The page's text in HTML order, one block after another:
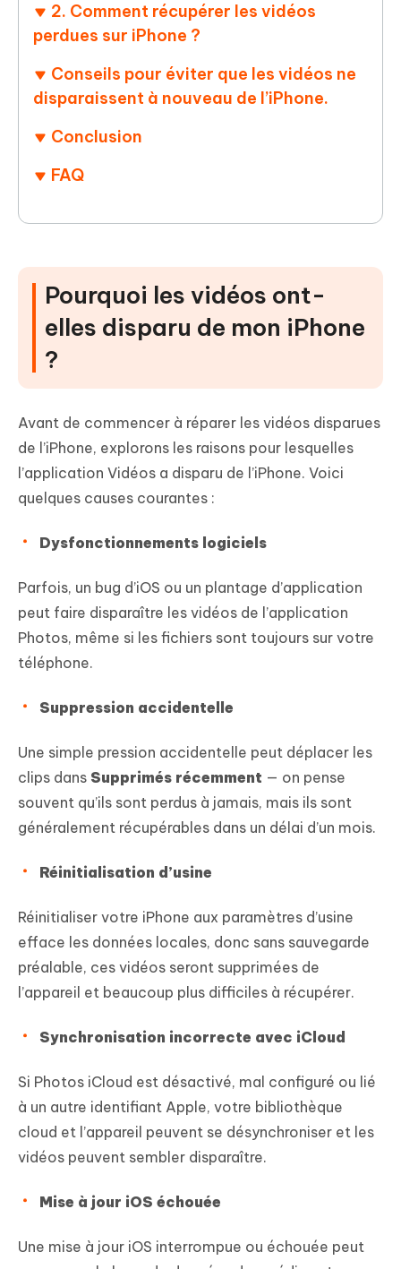
2. Comment récupérer les vidéos
perdues sur iPhone ?
Conseils pour éviter que les vidéos ne
disparaissent à nouveau de l’iPhone.
Conclusion
FAQ
Pourquoi les vidéos ont-
elles disparu de mon iPhone
?
Avant de commencer à réparer les vidéos disparues
de l’iPhone, explorons les raisons pour lesquelles
l’application Vidéos a disparu de l’iPhone. Voici
quelques causes courantes :
Dysfonctionnements logiciels
Parfois, un bug d’iOS ou un plantage d’application
peut faire disparaître les vidéos de l’application
Photos, même si les fichiers sont toujours sur votre
téléphone.
Suppression accidentelle
Une simple pression accidentelle peut déplacer les
clips dans Supprimés récemment — on pense
souvent qu’ils sont perdus à jamais, mais ils sont
généralement récupérables dans un délai d’un mois.
Réinitialisation d’usine
Réinitialiser votre iPhone aux paramètres d’usine
efface les données locales, donc sans sauvegarde
préalable, ces vidéos seront supprimées de
l’appareil et beaucoup plus difficiles à récupérer.
Synchronisation incorrecte avec iCloud
Si Photos iCloud est désactivé, mal configuré ou lié
à un autre identifiant Apple, votre bibliothèque
cloud et l’appareil peuvent se désynchroniser et les
vidéos peuvent sembler disparaître.
Mise à jour iOS échouée
Une mise à jour iOS interrompue ou échouée peut